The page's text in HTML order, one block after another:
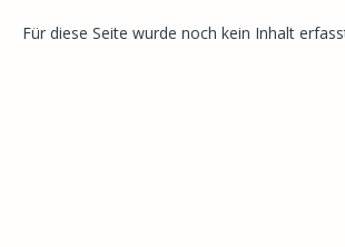
Für diese Seite wurde noch kein Inhalt